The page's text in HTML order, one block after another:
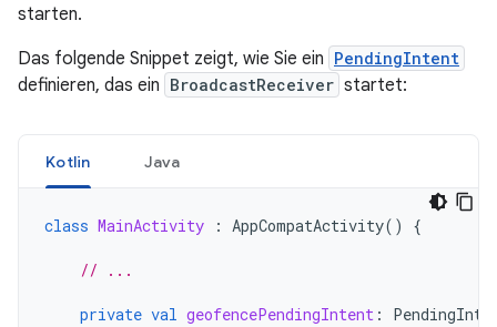
starten.
Das folgende Snippet zeigt, wie Sie ein PendingIntent
definieren, das ein BroadcastReceiver startet:
Kotlin Java
class MainActivity : AppCompatActivity() {
// ...
private val geofencePendingIntent :